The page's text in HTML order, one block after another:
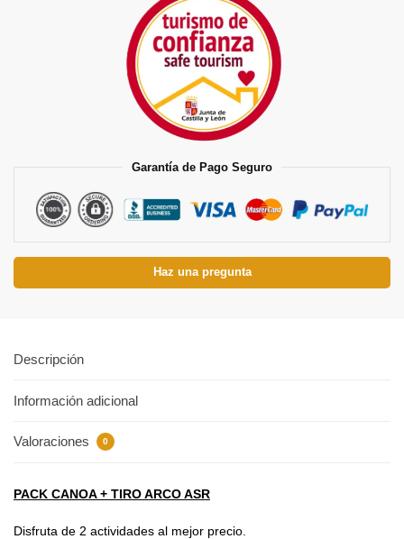
Garantía de Pago Seguro
Haz una pregunta
Descripción
Información adicional
Valoraciones 0
PACK CANOA + TIRO ARCO ASR
Disfruta de 2 actividades al mejor precio.